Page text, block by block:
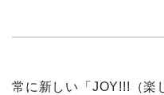
常に新しい「JOY!!!（楽